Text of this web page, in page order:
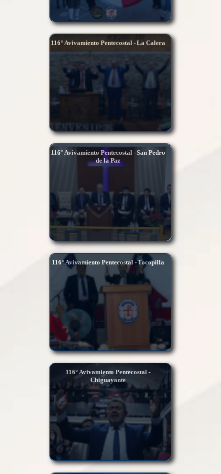
116° Avivamiento Pentecostal - La Calera
116° Avivamiento Pentecostal - San Pedro
de la Paz
116° Avivamiento Pentecostal - Tocopilla
116° Avivamiento Pentecostal -
Chiguayante